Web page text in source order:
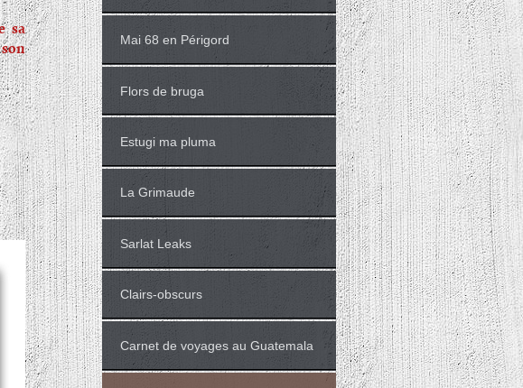
sa
Mai 68 en Périgord
Flors de bruga
Estugi ma pluma
La Grimaude
Sarlat Leaks
Clairs-obscurs
Carnet de voyages au Guatemala